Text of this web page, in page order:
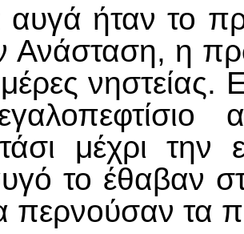
αυγά ήταν το
Ανάσταση, η
νηστείας.
μέχρι
το έθαβαν
περνούσαν τα